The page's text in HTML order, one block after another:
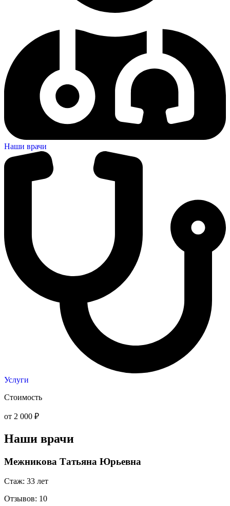
Наши врачи
Услуги
Стоимость
от 2 000 ₽
Наши врачи
Межникова Татьяна Юрьевна
Стаж: 33 лет
Отзывов: 10